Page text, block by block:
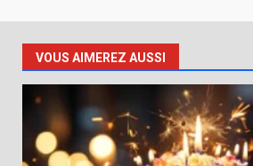
VOUS AIMEREZ AUSSI